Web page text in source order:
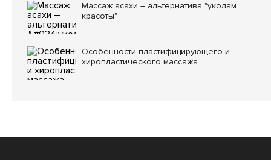
Массаж асахи – альтернатива "уколам
красоты"
Особенности пластифицирующего и
хиропластического массажа